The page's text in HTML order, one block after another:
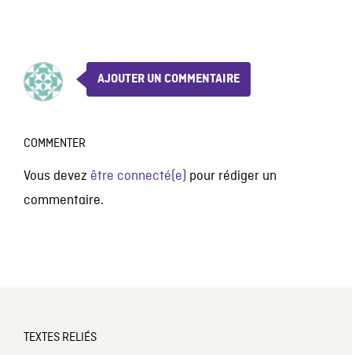
AJOUTER UN COMMENTAIRE
COMMENTER
Vous devez être connecté(e) pour rédiger un
commentaire.
TEXTES RELIÉS